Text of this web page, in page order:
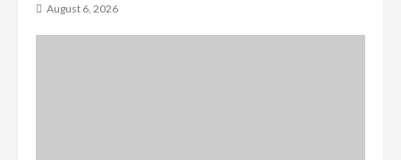
August 6, 2026